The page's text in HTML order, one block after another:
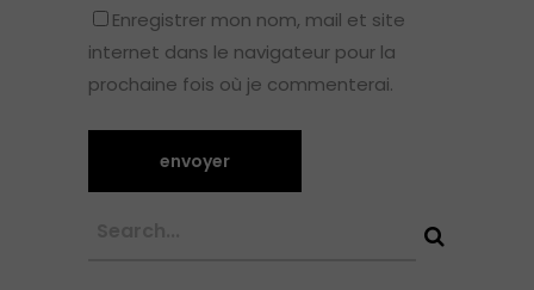
Enregistrer mon nom, mail et site
internet dans le navigateur pour la
prochaine fois où je commenterai.